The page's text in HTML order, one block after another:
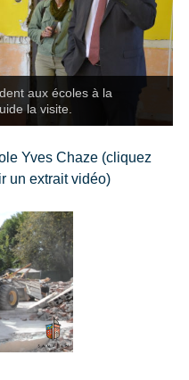
aux écoles à la
la visite.
Yves Chaze (cliquez
un extrait vidéo)